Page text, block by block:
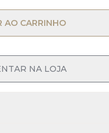
AO CARRINHO
NA LOJA